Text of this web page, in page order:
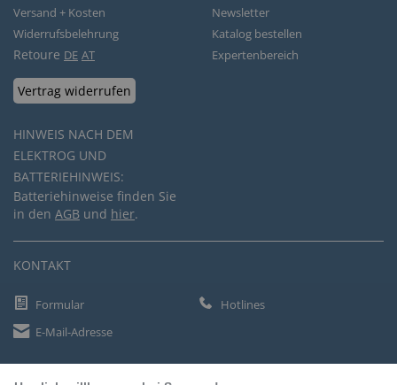
Versand + Kosten
Widerrufsbelehrung
Retoure DE AT
Vertrag widerrufen
HINWEIS NACH DEM
ELEKTROG UND
BATTERIEHINWEIS:
Batteriehinweise finden Sie
in den AGB und hier.
Newsletter
Katalog bestellen
Expertenbereich
KONTAKT
Formular
Hotlines
E-Mail-Adresse